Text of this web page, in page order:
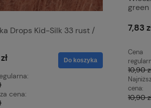
Drops Kid-Silk 33 rust /
cena:
Do koszyka 15,20 zł
Cena
19,90 zł
Najniższa
19,90 zł
7,83
Cena
10,90
cena:
10,90